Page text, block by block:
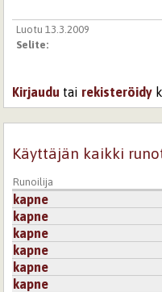
Luotu 13.3.2009
Selite:
Kirjaudu tai rekisteröidy
Käyttäjän kaikki
Runoilija
kapne
kapne
kapne
kapne
kapne
kapne